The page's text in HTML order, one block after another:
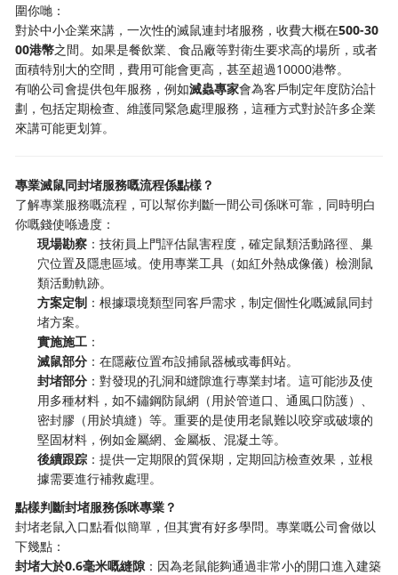
圍你哋：
對於中小企業來講，一次性的滅鼠連封堵服務，收費大概在500-30
00港幣之間。如果是餐飲業、食品廠等對衛生要求高的場所，或者
面積特別大的空間，費用可能會更高，甚至超過10000港幣。
有啲公司會提供包年服務，例如滅蟲專家會為客戶制定年度防治計
劃，包括定期檢查、維護同緊急處理服務，這種方式對於許多企業
來講可能更划算。
專業滅鼠同封堵服務嘅流程係點樣？
了解專業服務嘅流程，可以幫你判斷一間公司係咪可靠，同時明白
你嘅錢使喺邊度：
現場勘察 ：技術員上門評估鼠害程度，確定鼠類活動路徑、巢
穴位置及隱患區域。使用專業工具（如紅外熱成像儀）檢測鼠
類活動軌跡。
方案定制 ：根據環境類型同客戶需求，制定個性化嘅滅鼠同封
堵方案。
實施施工 ：
滅鼠部分 ：在隱蔽位置布設捕鼠器械或毒餌站。
封堵部分 ：對發現的孔洞和縫隙進行專業封堵。這可能涉及使
用多種材料，如不鏽鋼防鼠網（用於管道口、通風口防護）、
密封膠（用於填縫）等。重要的是使用老鼠難以咬穿或破壞的
堅固材料，例如金屬網、金屬板、混凝土等。
後續跟踪 ：提供一定期限的質保期，定期回訪檢查效果，並根
據需要進行補救處理。
點樣判斷封堵服務係咪專業？
封堵老鼠入口點看似簡單，但其實有好多學問。專業嘅公司會做以
下幾點：
封堵大於0.6毫米嘅縫隙：因為老鼠能夠通過非常小的開口進入建築